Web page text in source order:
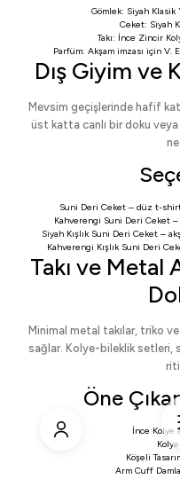
Gömlek: Siyah Klasik
Ceket: Siyah
Takı: İnce Zincir
Parfüm: Akşam imzası için V.
Dış Giyim ve
Mevsim geçişlerinde hafif
üst katta canlı bir doku
Suni Deri Ceket – düz t-shirt
Kahverengi Suni Deri Ceket–
Siyah Kışlık Suni Deri Ceket–
Kahverengi Kışlık Suni Deri
Takı ve Metal
Minimal metal takılar, triko
sağlar. Kolye-bileklik setleri,
Öne
İnce Kolye
Köşeli
Arm Cuff Damla